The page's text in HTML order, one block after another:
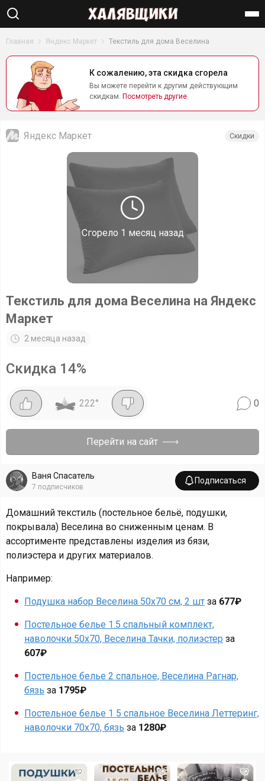
Главная Яндекс Маркет Текстиль для дома Веселина
К сожалению, эта скидка сгорела
Вы можете перейти к другим действующим
скидкам. Посмотреть другие
Сгорело 1 месяц назад
Яндекс Маркет Скидки
Текстиль для дома Веселина на Яндекс
Маркет
2 месяца назад
Скидка 14%
222° 0
Перейти на сайт
Ваня Спасатель
7 подписчиков
Подписаться
Домашний текстиль (постельное бельё, подушки,
покрывала) Веселина во сниженным ценам. В
ассортименте представлены изделия из бязи,
полиэстера и других материалов.
Например:
Подушка набор Веселина 50х70 см, 2 шт за 677₽
Постельное белье 1.5 спальный комплект,
наволочки 50х70, Веселина Тачки, полиэстер за
607₽
Постельное белье 2 спальное, Веселина Рагнар,
бязь за 1795₽
Постельное белье 1 5 спальное Веселина Леттеринг,
наволочки 70х70, бязь за 1280₽